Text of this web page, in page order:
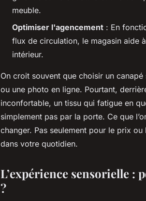
meuble.
Optimiser l'agencement : En
flux de circulation, le magasin aide
intérieur.
On croit souvent que choisir un
ou une photo en ligne. Pourtant,
inconfortable, un tissu qui fatigue en
simplement pas par la porte. Ce que
changer. Pas seulement pour le prix
dans votre quotidien.
L’expérience sensorielle :
?